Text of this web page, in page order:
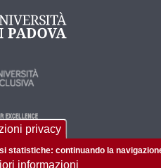
privacy
statistiche: continuando la
informazioni